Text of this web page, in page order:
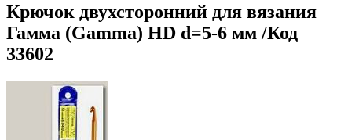
Крючок двухсторонний для вязания
Гамма (Gamma) HD d=5-6 мм /Код
33602